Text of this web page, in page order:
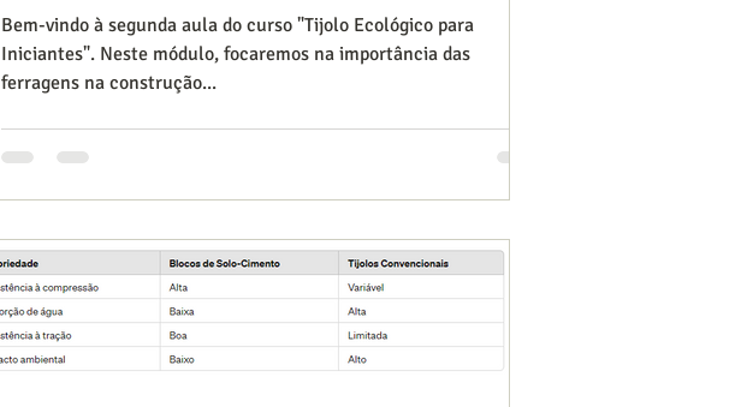
Bem-vindo à segunda aula do curso "Tijolo Ecológico para
Iniciantes". Neste módulo, focaremos na importância das
ferragens na construção...